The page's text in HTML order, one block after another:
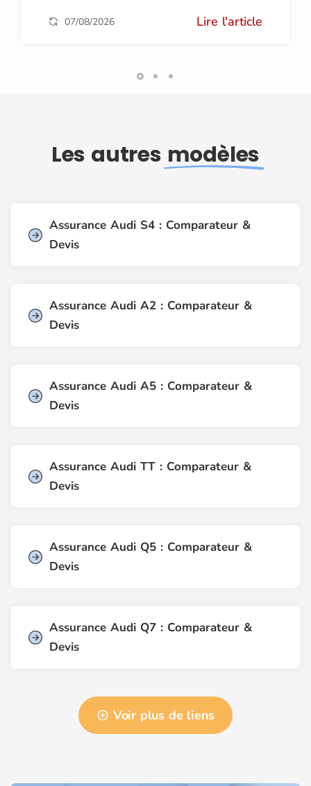
07/08/2026 Lire l'article
Les autres modèles
Assurance Audi S4 : Comparateur &
Devis
Assurance Audi A2 : Comparateur &
Devis
Assurance Audi A5 : Comparateur &
Devis
Assurance Audi TT : Comparateur &
Devis
Assurance Audi Q5 : Comparateur &
Devis
Assurance Audi Q7 : Comparateur &
Devis
Voir plus de liens